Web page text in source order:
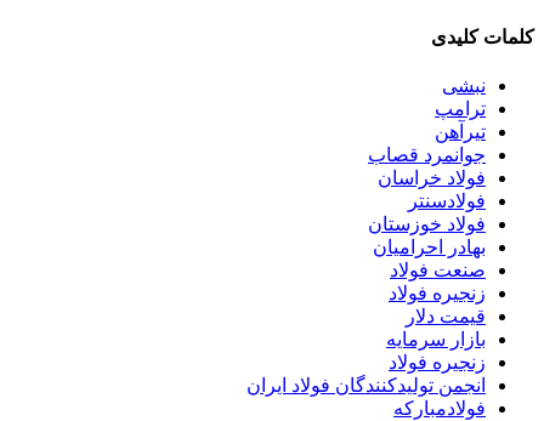
کلمات کلیدی
نبشی
ترامپ
تیرآهن
جوانمرد قصاب
فولاد خراسان
فولادسنتر
فولاد خوزستان
بهادر احرامیان
صنعت فولاد
زنجیره فولاد
قیمت دلار
بازار سرمایه
زنجیره فولاد
انجمن تولیدکنندگان فولاد ایران
فولادمبارکه